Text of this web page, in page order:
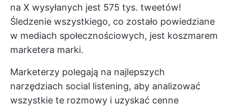
na X wysyłanych jest 575 tys. tweetów!
Śledzenie wszystkiego, co zostało powiedziane
w mediach społecznościowych, jest koszmarem
marketera marki.
Marketerzy polegają na najlepszych
narzędziach social listening, aby analizować
wszystkie te rozmowy i uzyskać cenne